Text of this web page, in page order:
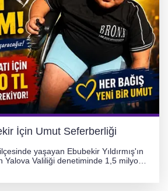
İçin Umut Seferberliği
yaşayan Ebubekir Yıldırmış'ın
Yalova Valiliği denetiminde 1,5 milyon